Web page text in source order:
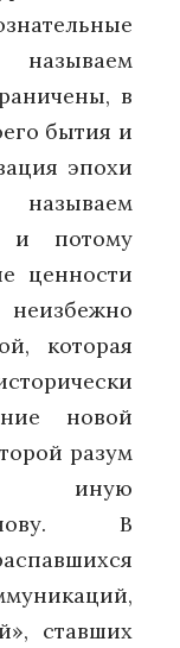
в
бытия и
эпохи
и потому
ценности
которая
новой
разум
иную
В
ставших